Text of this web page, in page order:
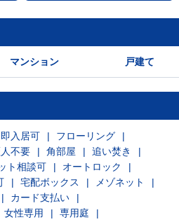
マンション 戸建て
即入居可
フローリング
不要 角部屋
追い焚き
ト相談可
オートロック
宅配ボックス
メゾネット
カード支払い
女性専用
専用庭